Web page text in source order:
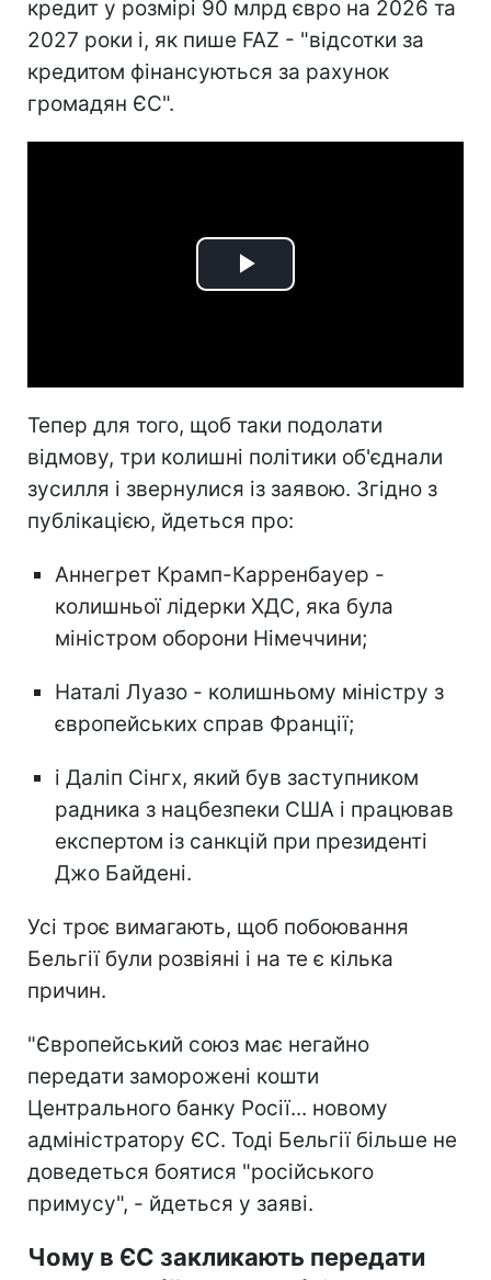
кредит у розмірі 90 млрд євро на 2026 та
2027 роки і, як пише FAZ - "відсотки за
кредитом фінансуються за рахунок
громадян ЄС".
Play
Тепер для того, щоб таки подолати
відмову, три колишні політики об'єднали
зусилля і звернулися із заявою. Згідно з
публікацією, йдеться про:
Аннегрет Крамп-Карренбауер -
колишньої лідерки ХДС, яка була
міністром оборони Німеччини;
Наталі Луазо - колишньому міністру з
європейських справ Франції;
і Даліп Сінгх, який був заступником
радника з нацбезпеки США і працював
експертом із санкцій при президенті
Джо Байдені.
Усі троє вимагають, щоб побоювання
Бельгії були розвіяні і на те є кілька
причин.
"Європейський союз має негайно
передати заморожені кошти
Центрального банку Росії... новому
адміністратору ЄС. Тоді Бельгії більше не
доведеться боятися "російського
примусу", - йдеться у заяві.
Чому в ЄС закликають передати